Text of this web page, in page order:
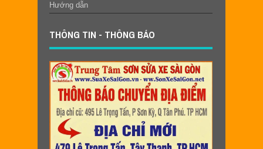
Hướng dẫn
THÔNG TIN - THÔNG BÁO